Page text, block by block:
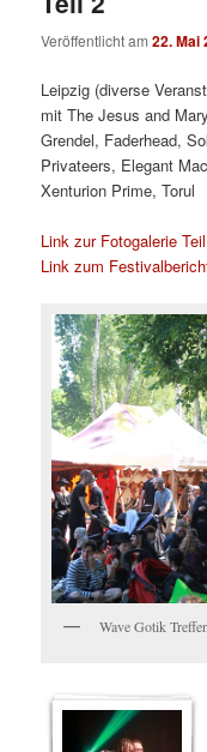
Veröffentlicht am22. Mai
Leipzig (diverse
mit The Jesus and
Grendel, Faderhead,
Privateers, Elegant
Xenturion Prime, Torul
Link zur Fotogalerie
Link zum
Wave Gotik Treffen